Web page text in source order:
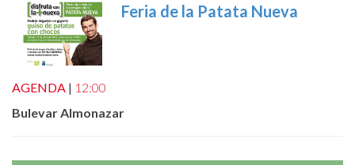
Feria de la Patata Nueva
AGENDA | 12:00
Bulevar Almonazar